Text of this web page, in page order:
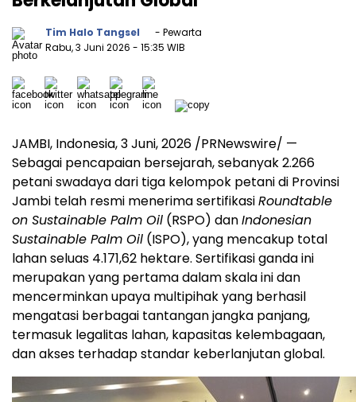
Tim Halo Tangsel
- Pewarta
Rabu, 3 Juni 2026 - 15:35 WIB
JAMBI, Indonesia,3 Juni, 2026 /PRNewswire/ —
Sebagai pencapaian bersejarah, sebanyak 2.266
petani swadaya dari tiga kelompok petani di Provinsi
Jambi telah resmi menerima sertifikasiRoundtable
on Sustainable Palm Oil (RSPO) danIndonesian
Sustainable Palm Oil (ISPO), yang mencakup total
lahan seluas 4.171,62 hektare. Sertifikasi ganda ini
merupakan yang pertama dalam skala ini dan
mencerminkan upaya multipihak yang berhasil
mengatasi berbagai tantangan jangka panjang,
termasuk legalitas lahan, kapasitas kelembagaan,
dan akses terhadap standar keberlanjutan global.